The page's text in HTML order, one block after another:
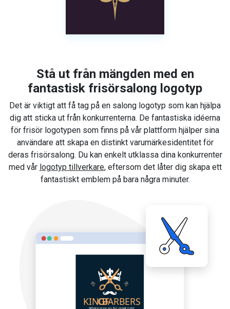
Stå ut från mängden med en
fantastisk frisörsalong logotyp
Det är viktigt att få tag på en salong logotyp som kan hjälpa
dig att sticka ut från konkurrenterna. De fantastiska idéerna
för frisör logotypen som finns på vår plattform hjälper sina
användare att skapa en distinkt varumärkesidentitet för
deras frisörsalong. Du kan enkelt utklassa dina konkurrenter
med vår logotyp tillverkare, eftersom det låter dig skapa ett
fantastiskt emblem på bara några minuter.